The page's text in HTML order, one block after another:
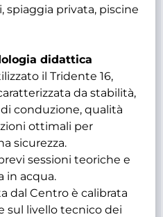
spiaggia privata, piscine
didattica
il Tridente 16,
da stabilità,
conduzione, qualità
ottimali per
sicurezza.
sessioni teoriche e
in acqua.
dal Centro è calibrata
sul livello tecnico dei